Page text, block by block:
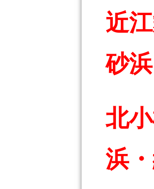
近
砂
北
浜